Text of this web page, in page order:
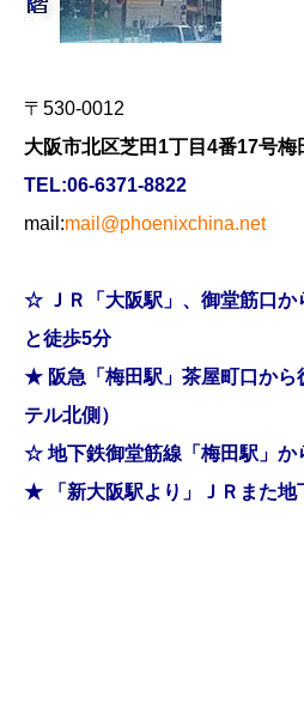
〒530-0012
大阪市北区芝田1丁目4番17号
TEL:06-6371-8822
mail:mail@phoenixchina.net
☆ ＪＲ「大阪駅」、御堂筋口か
と徒歩5分
★ 阪急「梅田駅」茶屋町口から
テル北側）
☆ 地下鉄御堂筋線「梅田駅」か
★ 「新大阪駅より」ＪＲまた地
神戸三宮校
ブログ
お問い合せ